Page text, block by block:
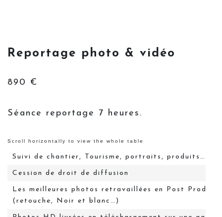
Reportage photo & vidéo
890 €
Séance reportage 7 heures.
Suivi de chantier, Tourisme, portraits, produits…
Cession de droit de diffusion
Les meilleures photos retravaillées en Post
(retouche, Noir et blanc…)